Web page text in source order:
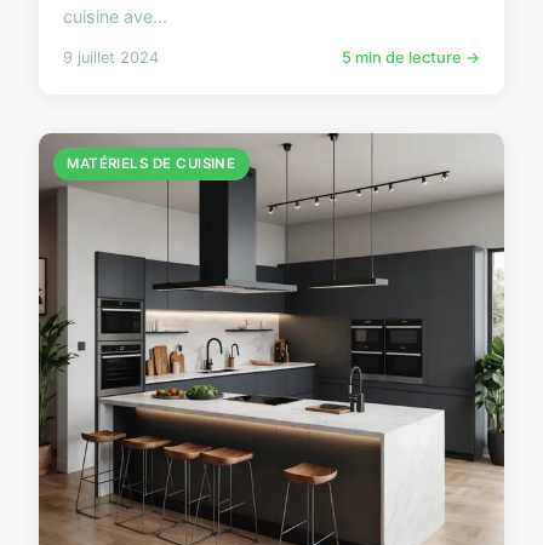
cuisine ave...
9 juillet 2024 5 min de lecture →
MATÉRIELS DE CUISINE